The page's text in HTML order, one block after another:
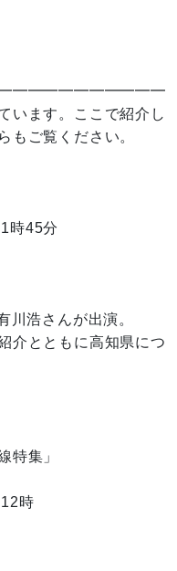
います。ここで紹介し
もご覧ください。
45分
浩さんが出演。
とともに高知県につ
集」
時